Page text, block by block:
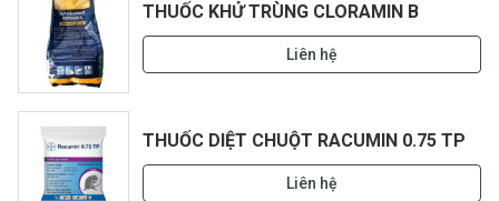
THUỐC KHỬ TRÙNG CLORAMIN B
Liên hệ
THUỐC DIỆT CHUỘT RACUMIN 0.75 TP
Liên hệ